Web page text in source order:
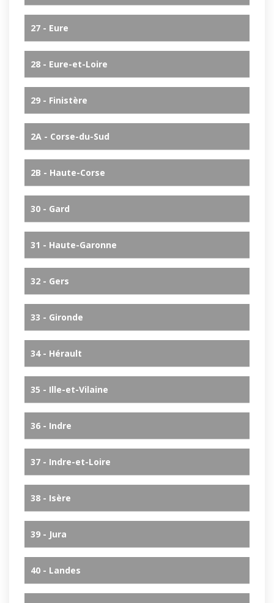
27 - Eure
28 - Eure-et-Loire
29 - Finistère
2A - Corse-du-Sud
2B - Haute-Corse
30 - Gard
31 - Haute-Garonne
32 - Gers
33 - Gironde
34 - Hérault
35 - Ille-et-Vilaine
36 - Indre
37 - Indre-et-Loire
38 - Isère
39 - Jura
40 - Landes